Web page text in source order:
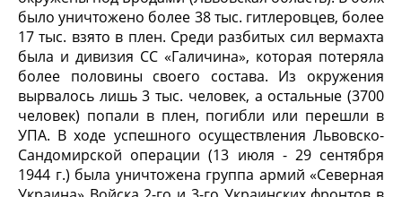
было уничтожено более 38 тыс. гитлеровцев, более
17 тыс. взято в плен. Среди разбитых сил вермахта
была и дивизия СС «Галичина», которая потеряла
более половины своего состава. Из окружения
вырвалось лишь 3 тыс. человек, а остальные (3700
человек) попали в плен, погибли или перешли в
УПА. В ходе успешного осуществления Львовско-
Сандомирской операции (13 июля - 29 сентября
1944 г.) была уничтожена группа армий «Северная